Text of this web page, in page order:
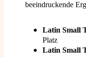
beeindruckende
Latin Small
Platz
Latin Small